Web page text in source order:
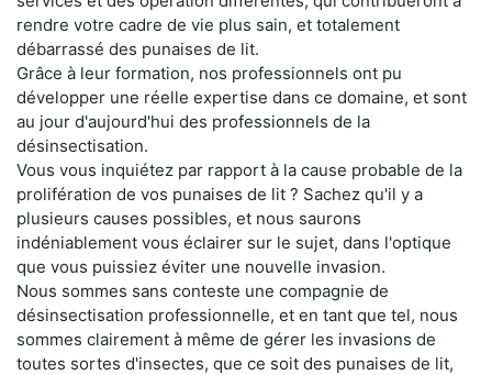
rendre votre cadre de vie plus sain, et totalement
débarrassé des punaises de lit.
Grâce à leur formation, nos professionnels ont pu
développer une réelle expertise dans ce domaine, et sont
au jour d'aujourd'hui des professionnels de la
désinsectisation.
Vous vous inquiétez par rapport à la cause probable de la
prolifération de vos punaises de lit ? Sachez qu'il y a
plusieurs causes possibles, et nous saurons
indéniablement vous éclairer sur le sujet, dans l'optique
que vous puissiez éviter une nouvelle invasion.
Nous sommes sans conteste une compagnie de
désinsectisation professionnelle, et en tant que tel, nous
sommes clairement à même de gérer les invasions de
toutes sortes d'insectes, que ce soit des punaises de lit,